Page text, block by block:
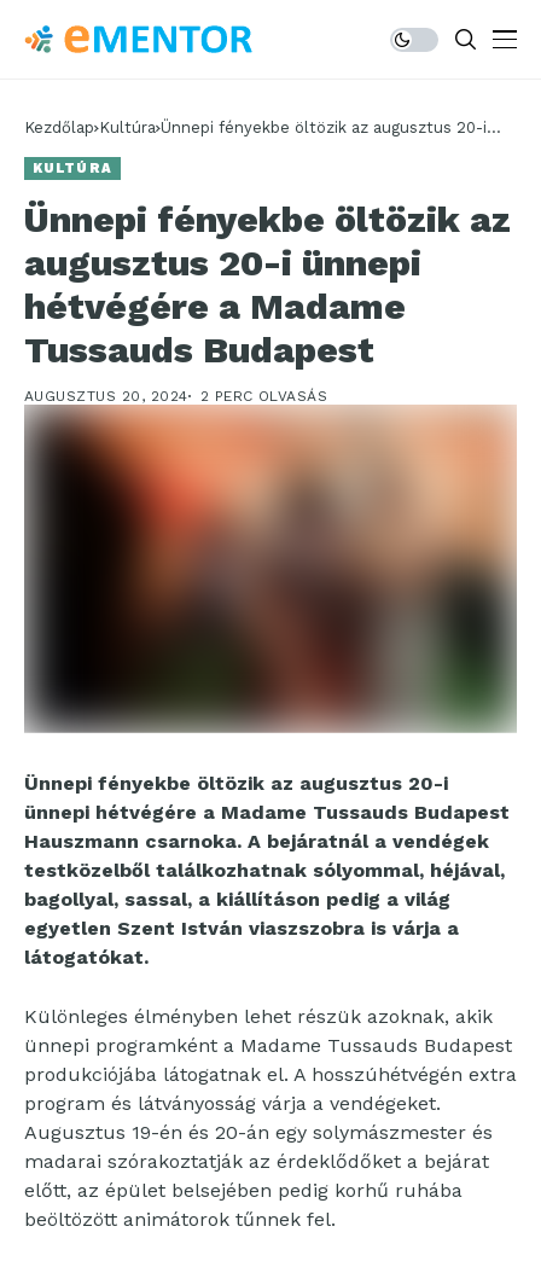
Kezdőlap Kultúra Ünnepi fényekbe öltözik az augusztus 20-i
KULTÚRA
Ünnepi fényekbe öltözik az
augusztus 20-i ünnepi
hétvégére a Madame
Tussauds Budapest
AUGUSZTUS 20, 2024 2 PERC OLVASÁS
Ünnepi fényekbe öltözik az augusztus 20-i
ünnepi hétvégére a Madame Tussauds Budapest
Hauszmann csarnoka. A bejáratnál a vendégek
testközelből találkozhatnak sólyommal, héjával,
bagollyal, sassal, a kiállításon pedig a világ
egyetlen Szent István viaszszobra is várja a
látogatókat.
Különleges élményben lehet részük azoknak, akik
ünnepi programként a Madame Tussauds Budapest
produkciójába látogatnak el. A hosszúhétvégén extra
program és látványosság várja a vendégeket.
Augusztus 19-én és 20-án egy solymászmester és
madarai szórakoztatják az érdeklődőket a bejárat
előtt, az épület belsejében pedig korhű ruhába
beöltözött animátorok tűnnek fel.